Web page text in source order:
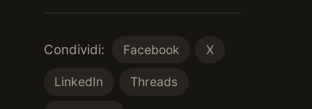
Condividi: Facebook X
LinkedIn Threads